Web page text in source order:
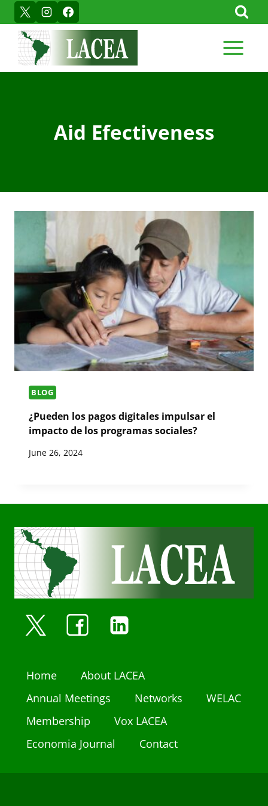
Skip
to
content
Aid Efectiveness
BLOG
¿Pueden los pagos digitales impulsar el
impacto de los programas sociales?
June 26, 2024
Home
About LACEA
Annual Meetings
Networks
WELAC
Membership
Vox LACEA
Economia Journal
Contact